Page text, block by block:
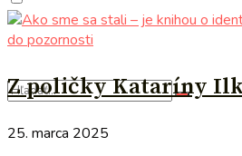
do pozornosti
Z poličky Kataríny
25. marca 2025